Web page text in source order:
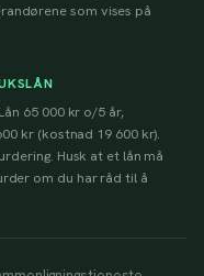
som vises på
65 000 kr o/5 år,
kr (kostnad 19 600 kr).
Husk at et lån må
om du har råd til å